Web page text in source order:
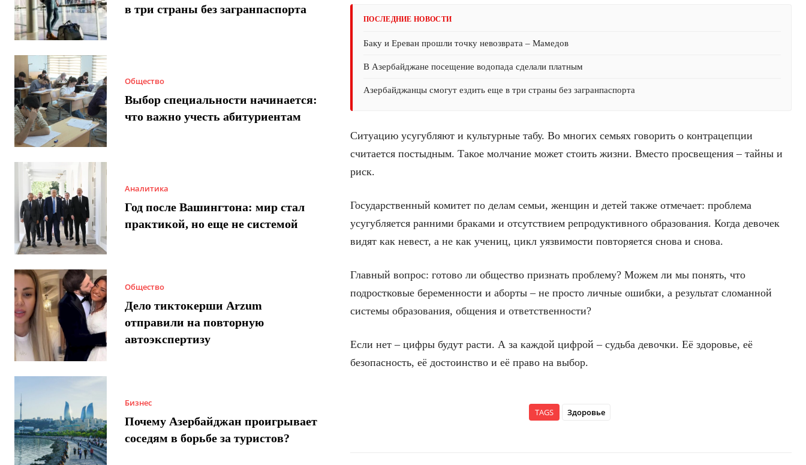
в три страны без загранпаспорта
Общество
Выбор специальности начинается:
что важно учесть абитуриентам
Аналитика
Год после Вашингтона: мир стал
практикой, но еще не системой
Общество
Дело тиктокерши Arzum
отправили на повторную
автоэкспертизу
Бизнес
Почему Азербайджан проигрывает
соседям в борьбе за туристов?
ПОСЛЕДНИЕ НОВОСТИ
Баку и Ереван прошли точку невозврата – Мамедов
В Азербайджане посещение водопада сделали платным
Азербайджанцы смогут ездить еще в три страны без загранпаспорта
Ситуацию усугубляют и культурные табу. Во многих семьях говорить о контрацепции
считается постыдным. Такое молчание может стоить жизни. Вместо просвещения – тайны и
риск.
Государственный комитет по делам семьи, женщин и детей также отмечает: проблема
усугубляется ранними браками и отсутствием репродуктивного образования. Когда девочек
видят как невест, а не как учениц, цикл уязвимости повторяется снова и снова.
Главный вопрос: готово ли общество признать проблему? Можем ли мы понять, что
подростковые беременности и аборты – не просто личные ошибки, а результат сломанной
системы образования, общения и ответственности?
Если нет – цифры будут расти. А за каждой цифрой – судьба девочки. Её здоровье, её
безопасность, её достоинство и её право на выбор.
TAGS Здоровье